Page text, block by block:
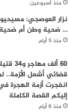
منذ أسبوعين
نزار العوصجي: مسيحيو
… ضحية وطن أم
منذ 5 أيام
60 ألف
قضائي أشعل الأزمة..
انفجرت أزمة الهجرة
إليكم القصة الكاملة
منذ 6 أيام